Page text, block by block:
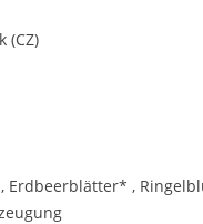
(CZ)
Erdbeerblätter* ,